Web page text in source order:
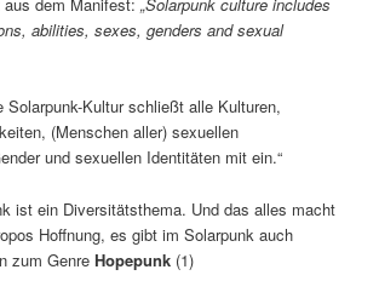
dem Manifest: „Solarpunk culture includes
abilities, sexes, genders and sexual
Solarpunk-Kultur schließt alle Kulturen,
(Menschen aller) sexuellen
und sexuellen Identitäten mit ein.“
ist ein Diversitätsthema. Und das alles macht
Hoffnung, es gibt im Solarpunk auch
zum GenreHopepunk (1)